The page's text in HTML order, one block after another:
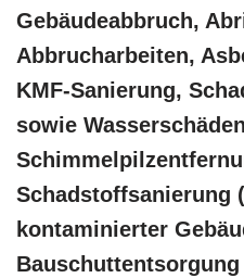
Gebäudeabbruch,
Abbrucharbeiten,
KMF-Sanierung,
sowie
Schadstoffsanierung
kontaminierter